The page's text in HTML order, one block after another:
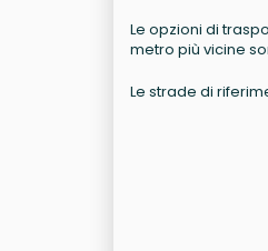
Le opzioni di
metro più vicine
Le strade di